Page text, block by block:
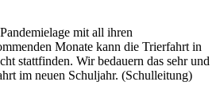
mit all ihren
Monate kann die Trierfahrt in
stattfinden. Wir bedauern das sehr und
im neuen Schuljahr. (Schulleitung)